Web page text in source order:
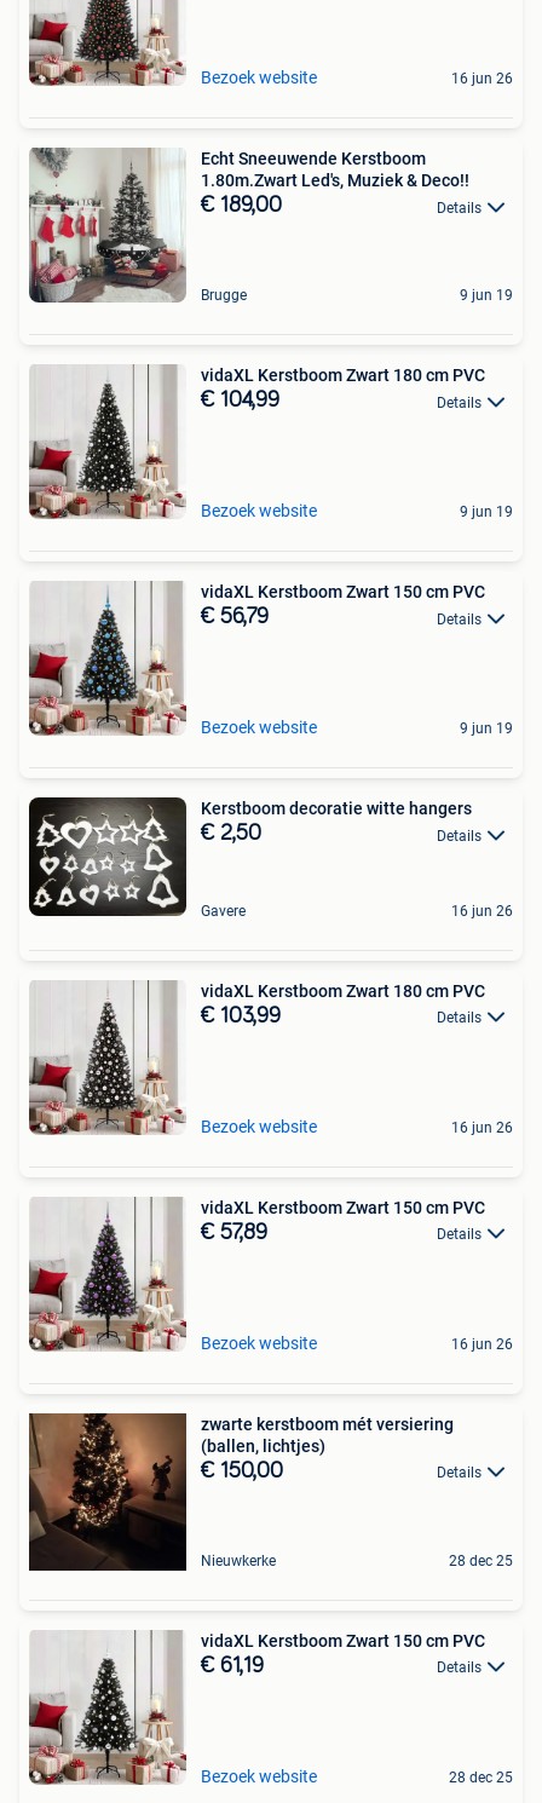
Bezoek website 16 jun 26
Echt Sneeuwende Kerstboom
1.80m.Zwart Led's, Muziek & Deco!!
€ 189,00 Details
Brugge 9 jun 19
vidaXL Kerstboom Zwart 180 cm PVC
€ 104,99 Details
Bezoek website 9 jun 19
vidaXL Kerstboom Zwart 150 cm PVC
€ 56,79 Details
Bezoek website 9 jun 19
Kerstboom decoratie witte hangers
€ 2,50 Details
Gavere 16 jun 26
vidaXL Kerstboom Zwart 180 cm PVC
€ 103,99 Details
Bezoek website 16 jun 26
vidaXL Kerstboom Zwart 150 cm PVC
€ 57,89 Details
Bezoek website 16 jun 26
zwarte kerstboom mét versiering
(ballen, lichtjes)
€ 150,00 Details
Nieuwkerke 28 dec 25
vidaXL Kerstboom Zwart 150 cm PVC
€ 61,19 Details
Bezoek website 28 dec 25